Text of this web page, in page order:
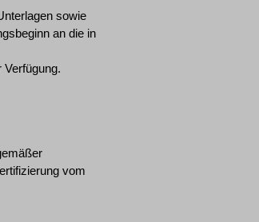
sowie
an die in
vom